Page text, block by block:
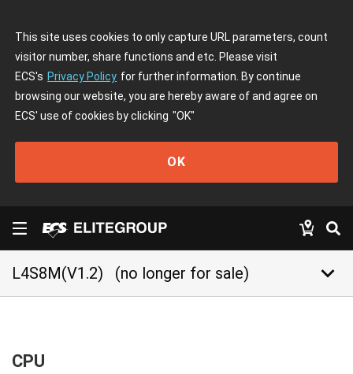
This site uses cookies to only capture URL parameters, count
visitor number, share functions and etc. Please visit
ECS's Privacy Policy for further information. By continue
browsing our website, you are hereby aware of and agree on
ECS' use of cookies by clicking "OK"
OK
L4S8M(V1.2) (no longer for sale) keyboard_arrow_down
CPU